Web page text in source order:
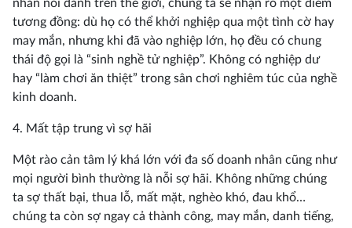
nhân nổi danh trên thế giới, chúng ta sẽ nhận rõ một điểm
tương đồng: dù họ có thể khởi nghiệp qua một tình cờ hay
may mắn, nhưng khi đã vào nghiệp lớn, họ đều có chung
thái độ gọi là “sinh nghề tử nghiệp”. Không có nghiệp dư
hay “làm chơi ăn thiệt” trong sân chơi nghiêm túc của nghề
kinh doanh.
4. Mất tập trung vì sợ hãi
Một rào cản tâm lý khá lớn với đa số doanh nhân cũng như
mọi người bình thường là nỗi sợ hãi. Không những chúng
ta sợ thất bại, thua lỗ, mất mặt, nghèo khó, đau khổ…
chúng ta còn sợ ngay cả thành công, may mắn, danh tiếng,